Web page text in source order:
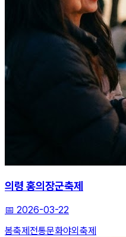
의령 홍의장군축제
📅 2026-03-22
봄축제전통문화야외축제